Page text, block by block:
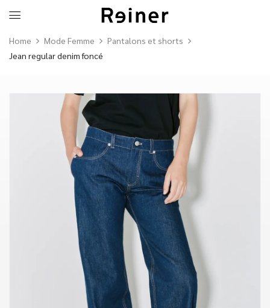
Home Mode Femme
Pantalons et shorts
Jean regular denim foncé